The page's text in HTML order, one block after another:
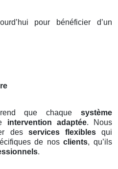
pour bénéficier d’un
que chaquesystème
intervention adaptée. Nous
des services flexiblesqui
de nosclients, qu’ils
.